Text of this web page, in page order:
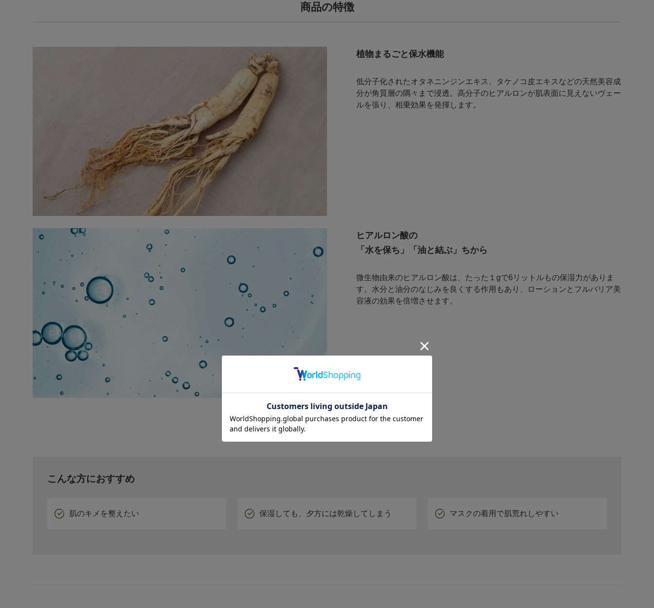
商品の特徴
植物まるごと保水機能
低分子化されたオタネニンジンエキス、タケノコ皮エキスなどの天然美容成
分が角質層の隅々まで浸透。高分子のヒアルロンが肌表面に見えないヴェー
ルを張り、相乗効果を発揮します。
ヒアルロン酸の
「水を保ち」「油と結ぶ」ちから
微生物由来のヒアルロン酸は、たった１gで6リットルもの保湿力がありま
す。水分と油分のなじみを良くする作用もあり、ローションとフルバリア美
容液の効果を倍増させます。
こんな方におすすめ
肌のキメを整えたい 保湿しても、夕方には乾燥してしまう マスクの着用で肌荒れしやすい